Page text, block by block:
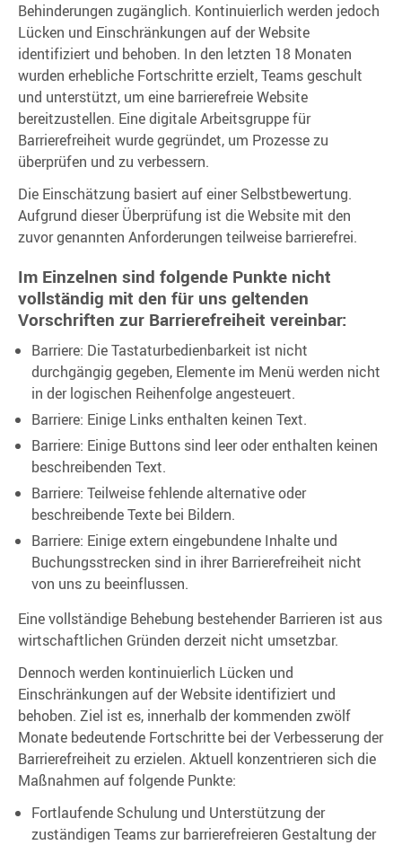
Behinderungen zugänglich. Kontinuierlich werden jedoch
Lücken und Einschränkungen auf der Website
identifiziert und behoben. In den letzten 18 Monaten
wurden erhebliche Fortschritte erzielt, Teams geschult
und unterstützt, um eine barrierefreie Website
bereitzustellen. Eine digitale Arbeitsgruppe für
Barrierefreiheit wurde gegründet, um Prozesse zu
überprüfen und zu verbessern.
Die Einschätzung basiert auf einer Selbstbewertung.
Aufgrund dieser Überprüfung ist die Website mit den
zuvor genannten Anforderungen teilweise barrierefrei.
Im Einzelnen sind folgende Punkte nicht
vollständig mit den für uns geltenden
Vorschriften zur Barrierefreiheit vereinbar:
Barriere: Die Tastaturbedienbarkeit ist nicht
durchgängig gegeben, Elemente im Menü werden nicht
in der logischen Reihenfolge angesteuert.
Barriere: Einige Links enthalten keinen Text.
Barriere: Einige Buttons sind leer oder enthalten keinen
beschreibenden Text.
Barriere: Teilweise fehlende alternative oder
beschreibende Texte bei Bildern.
Barriere: Einige extern eingebundene Inhalte und
Buchungsstrecken sind in ihrer Barrierefreiheit nicht
von uns zu beeinflussen.
Eine vollständige Behebung bestehender Barrieren ist aus
wirtschaftlichen Gründen derzeit nicht umsetzbar.
Dennoch werden kontinuierlich Lücken und
Einschränkungen auf der Website identifiziert und
behoben. Ziel ist es, innerhalb der kommenden zwölf
Monate bedeutende Fortschritte bei der Verbesserung der
Barrierefreiheit zu erzielen. Aktuell konzentrieren sich die
Maßnahmen auf folgende Punkte:
Fortlaufende Schulung und Unterstützung der
zuständigen Teams zur barrierefreieren Gestaltung der